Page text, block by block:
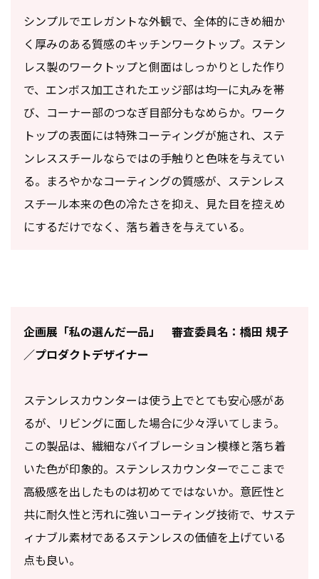
シンプルでエレガントな外観で、全体的にきめ細か
く厚みのある質感のキッチンワークトップ。ステン
レス製のワークトップと側面はしっかりとした作り
で、エンボス加工されたエッジ部は均一に丸みを帯
び、コーナー部のつなぎ目部分もなめらか。ワーク
トップの表面には特殊コーティングが施され、ステ
ンレススチールならではの手触りと色味を与えてい
る。まろやかなコーティングの質感が、ステンレス
スチール本来の色の冷たさを抑え、見た目を控えめ
にするだけでなく、落ち着きを与えている。
企画展「私の選んだ一品」 審査委員名：橋田 規子
／プロダクトデザイナー
ステンレスカウンターは使う上でとても安心感があ
るが、リビングに面した場合に少々浮いてしまう。
この製品は、繊細なバイブレーション模様と落ち着
いた色が印象的。ステンレスカウンターでここまで
高級感を出したものは初めてではないか。意匠性と
共に耐久性と汚れに強いコーティング技術で、サステ
ィナブル素材であるステンレスの価値を上げている
点も良い。